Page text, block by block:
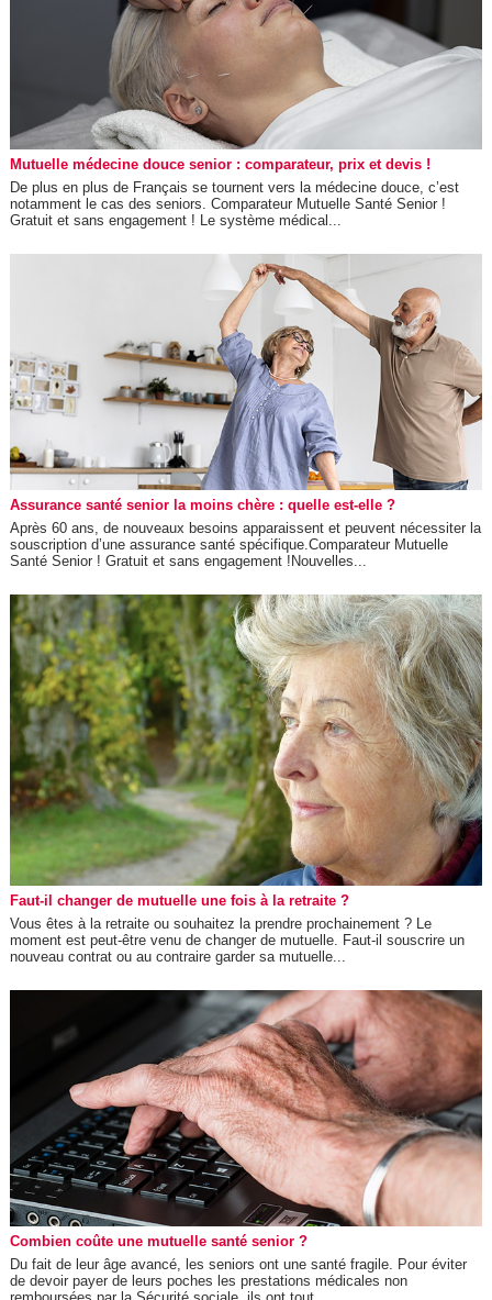
Mutuelle médecine douce senior : comparateur, prix et devis !
De plus en plus de Français se tournent vers la médecine douce, c’est
notamment le cas des seniors. Comparateur Mutuelle Santé Senior !
Gratuit et sans engagement ! Le système médical...
Assurance santé senior la moins chère : quelle est-elle ?
Après 60 ans, de nouveaux besoins apparaissent et peuvent nécessiter la
souscription d’une assurance santé spécifique.Comparateur Mutuelle
Santé Senior ! Gratuit et sans engagement !Nouvelles...
Faut-il changer de mutuelle une fois à la retraite ?
Vous êtes à la retraite ou souhaitez la prendre prochainement ? Le
moment est peut-être venu de changer de mutuelle. Faut-il souscrire un
nouveau contrat ou au contraire garder sa mutuelle...
Combien coûte une mutuelle santé senior ?
Du fait de leur âge avancé, les seniors ont une santé fragile. Pour éviter
de devoir payer de leurs poches les prestations médicales non